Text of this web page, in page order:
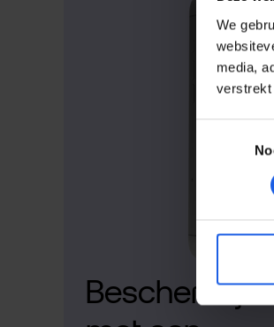
We
media,
verstrekt
Bescherm je